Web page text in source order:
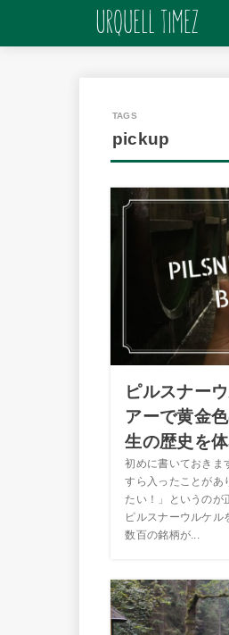
pickup
ピルスナー
アーで黄金
生の歴史を体
初めに書いておきま
すら入ったことがあ
たい！」というのが
ピルスナーウルケル
数百の銘柄が...